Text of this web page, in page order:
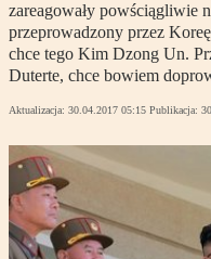
zareagowały powściągliwie
przeprowadzony przez
chce tego Kim Dzong Un.
Duterte, chce bowiem
Aktualizacja: 30.04.2017 05:15 Publikacja: